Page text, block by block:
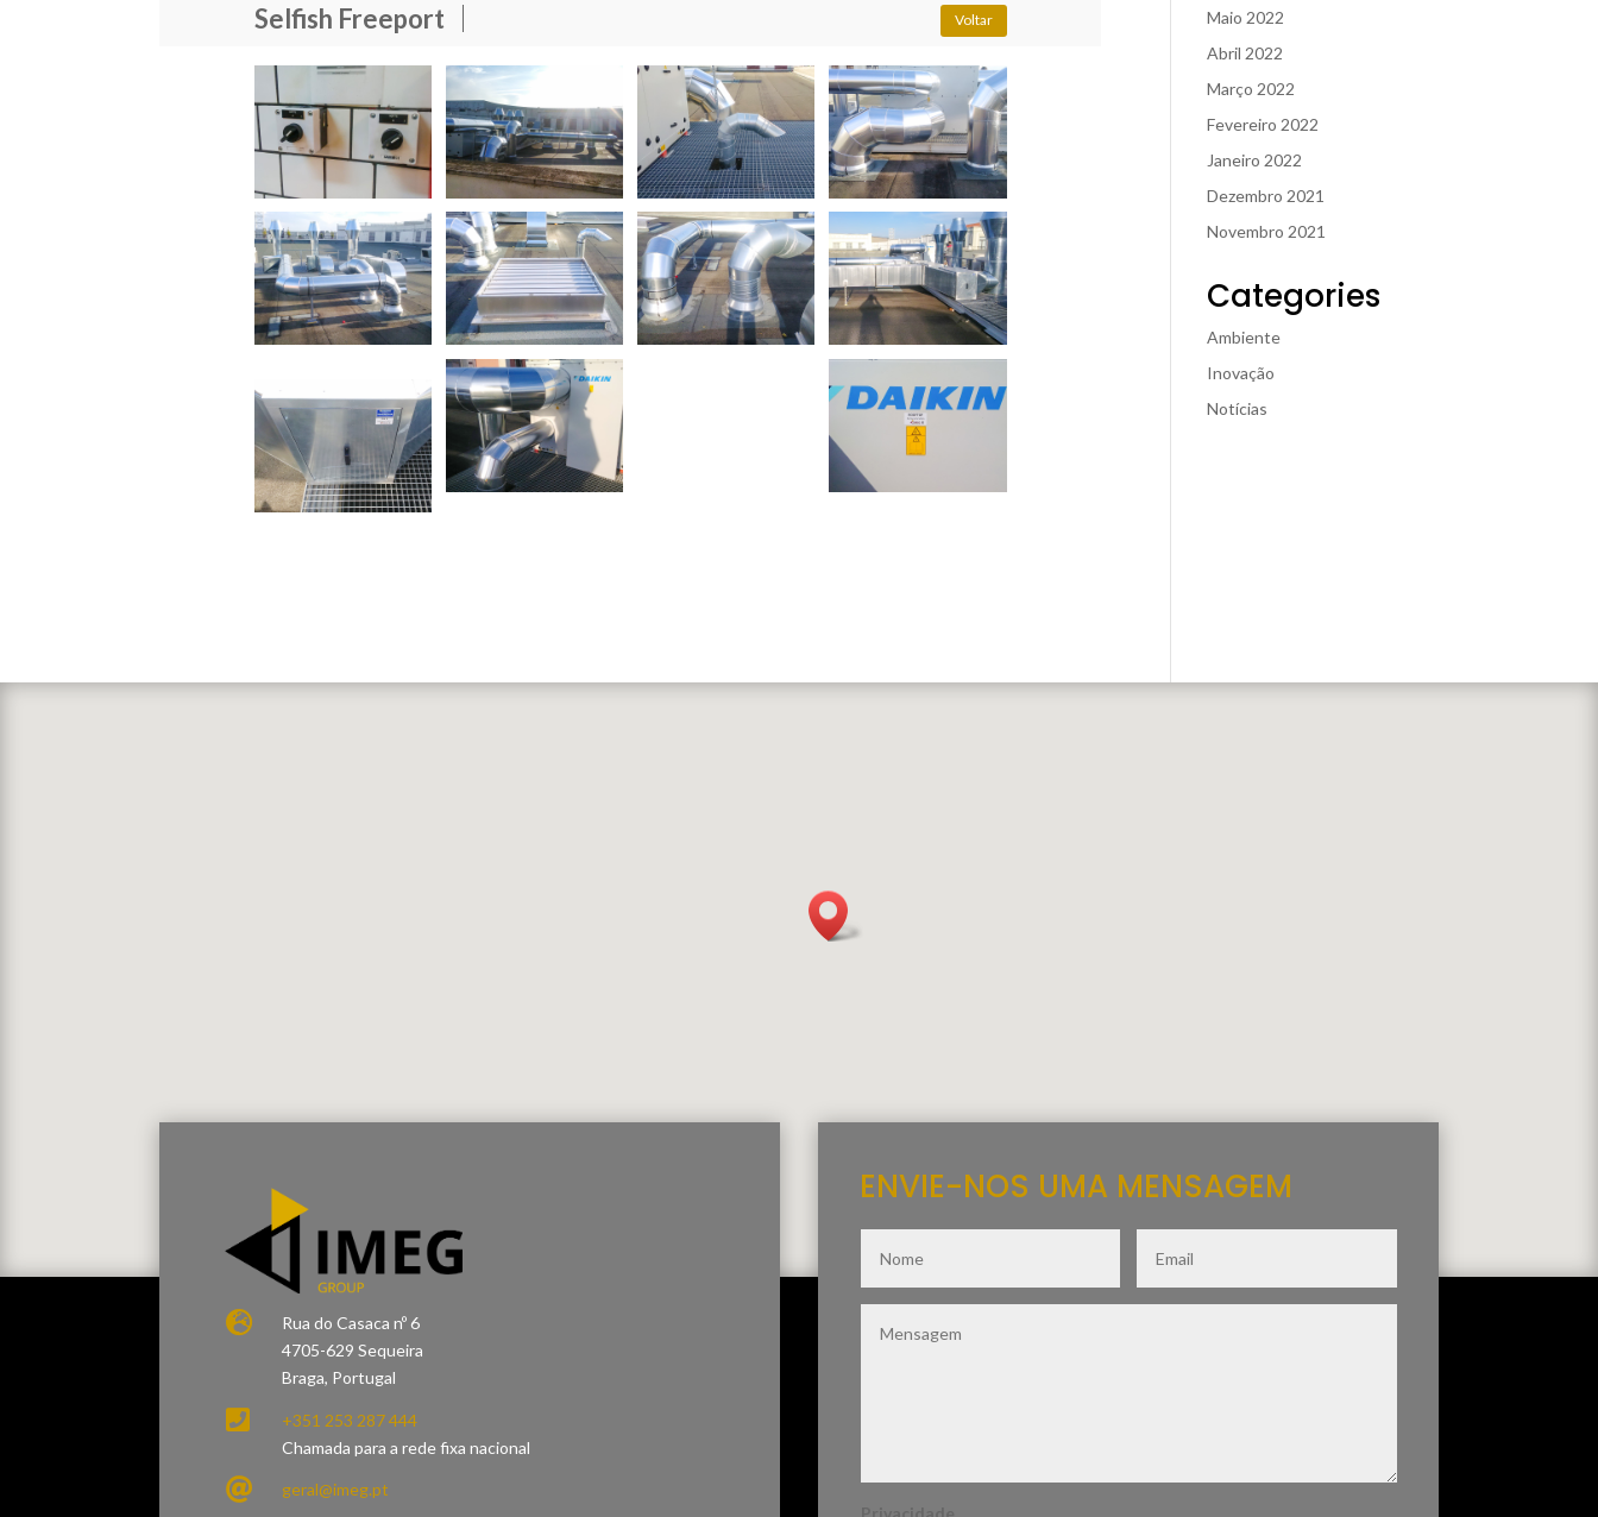
Selfish Freeport Voltar
Maio 2022
Abril 2022
Março 2022
Fevereiro 2022
Janeiro 2022
Dezembro 2021
Novembro 2021
Categories
Ambiente
Inovação
Notícias

Rua do Casaca nº 6
4705-629 Sequeira
Braga, Portugal

+351 253 287 444
Chamada para a rede fixa nacional
 geral@imeg.pt
ENVIE-NOS UMA MENSAGEM